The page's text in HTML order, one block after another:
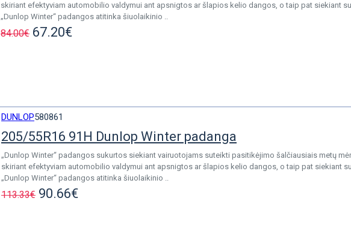
skiriant efektyviam automobilio valdymui ant apsnigtos ar šlapios kelio dangos, o taip pat siekiant
„Dunlop Winter“ padangos atitinka šiuolaikinio ..
84.00€ 67.20€
DUNLOP580861
205/55R16 91H Dunlop Winter padanga
„Dunlop Winter“ padangos sukurtos siekiant vairuotojams suteikti pasitikėjimo šalčiausiais metų
skiriant efektyviam automobilio valdymui ant apsnigtos ar šlapios kelio dangos, o taip pat siekiant
„Dunlop Winter“ padangos atitinka šiuolaikinio ..
113.33€ 90.66€